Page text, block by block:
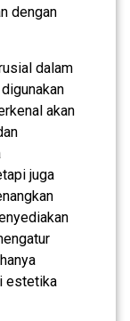
dengan
dalam
akan
juga
estetika